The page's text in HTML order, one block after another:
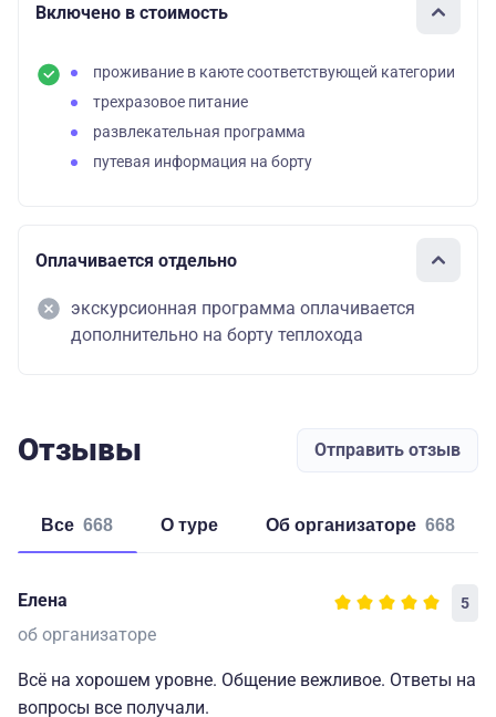
Включено в стоимость
проживание в каюте соответствующей категории
трехразовое питание
развлекательная программа
путевая информация на борту
Оплачивается отдельно
экскурсионная программа оплачивается
дополнительно на борту теплохода
Отзывы Отправить отзыв
Все 668 о туре об организаторе 668
Елена 5
об организаторе
Всё на хорошем уровне. Общение вежливое. Ответы на
вопросы все получали.